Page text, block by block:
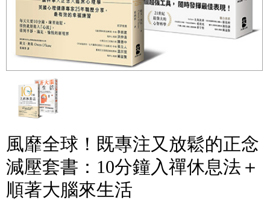
風靡全球！既專注又放鬆的正念
減壓套書：10分鐘入禪休息法＋
順著大腦來生活